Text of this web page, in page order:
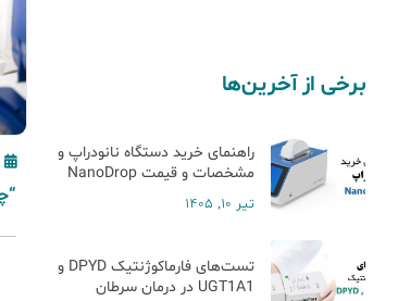
برخی از آخرین‌ها
راهنمای خرید دستگاه نانودراپ و
مشخصات و قیمت NanoDrop
تیر 10, 1405
تست‌های فارماکوژنتیک DPYD و
UGT1A1 در درمان سرطان